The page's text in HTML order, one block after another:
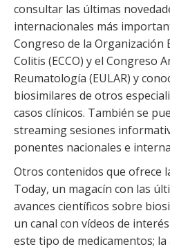
consultar las últimas
internacionales más
Congreso de la Organización
Colitis (ECCO) y el Congreso
Reumatología (EULAR) y
biosimilares de otros
casos clínicos. También se
streaming sesiones
ponentes nacionales e
Otros contenidos que ofrece
Today, un magacín con las
avances científicos sobre
un canal con vídeos de
este tipo de medicamentos;